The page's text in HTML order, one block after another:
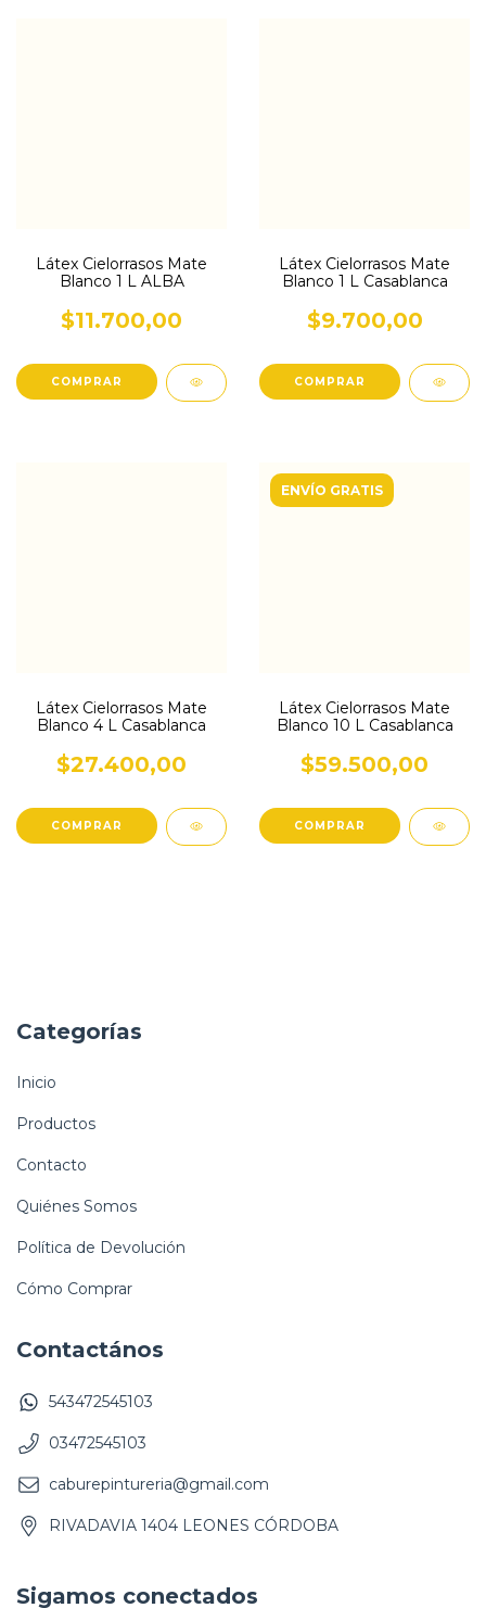
Látex Cielorrasos Mate
Blanco 1 L ALBA
$11.700,00
Látex Cielorrasos Mate
Blanco 1 L Casablanca
$9.700,00
Látex Cielorrasos Mate
Blanco 4 L Casablanca
$27.400,00
ENVÍO GRATIS
Látex Cielorrasos Mate
Blanco 10 L Casablanca
$59.500,00
Categorías
Inicio
Productos
Contacto
Quiénes Somos
Política de Devolución
Cómo Comprar
Contactános
543472545103
03472545103
caburepintureria@gmail.com
RIVADAVIA 1404 LEONES CÓRDOBA
Sigamos conectados